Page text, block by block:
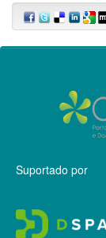
Suportado por